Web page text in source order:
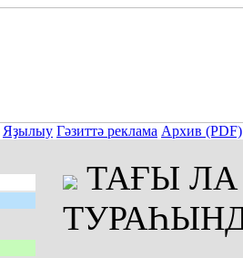
Яҙылыу Гәзиттә реклама Архив (PDF)
ТАҒЫ